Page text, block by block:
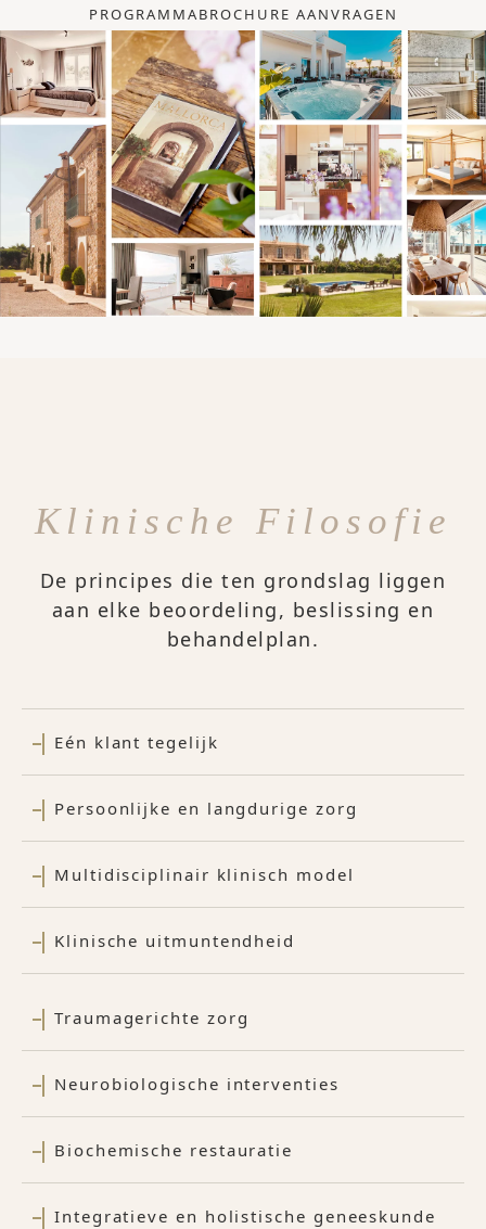
PROGRAMMABROCHURE AANVRAGEN
Klinische Filosofie
De principes die ten grondslag liggen
aan elke beoordeling, beslissing en
behandelplan.
Eén klant tegelijk
Persoonlijke en langdurige zorg
Multidisciplinair klinisch model
Klinische uitmuntendheid
Traumagerichte zorg
Neurobiologische interventies
Biochemische restauratie
Integratieve en holistische geneeskunde